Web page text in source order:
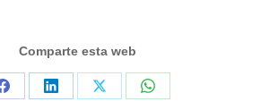
Comparte esta web
CompartirCompartirCompartirCompartir